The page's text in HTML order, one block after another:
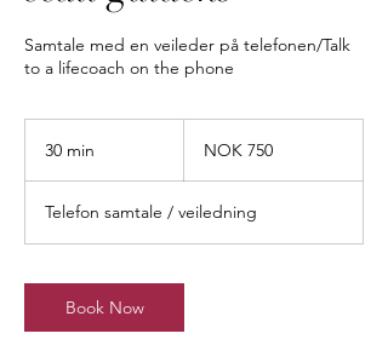
Samtale med en veileder på telefonen/Talk
to a lifecoach on the phone
30 min
i
n
kronerNOK 750
Telefon samtale / veiledning
Book Now